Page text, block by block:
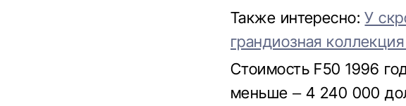
Также интересно:У
грандиозная
Стоимость F50 1996
меньше – 4 240 000